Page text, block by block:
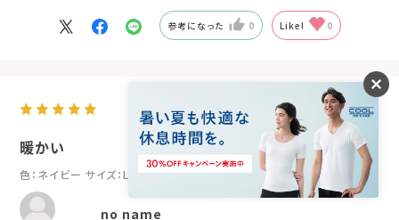
参考になった 0 Like! 0
2026.2.24
暖かい
色：ネイビー サイズ：LL
no name